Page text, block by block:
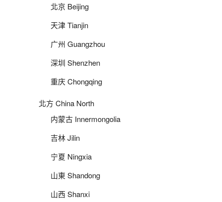
北京 Beijing
天津 Tianjin
广州 Guangzhou
深圳 Shenzhen
重庆 Chongqing
北方 China North
内蒙古 Innermongolia
吉林 Jilin
宁夏 Ningxia
山東 Shandong
山西 Shanxi